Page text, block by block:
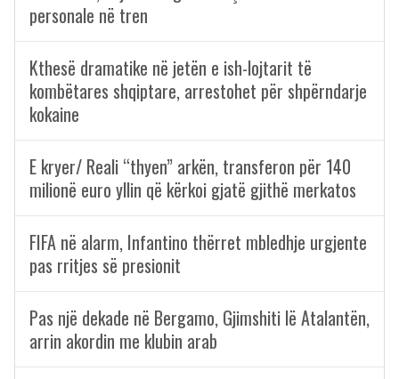
personale në tren
Kthesë dramatike në jetën e ish-lojtarit të
kombëtares shqiptare, arrestohet për shpërndarje
kokaine
E kryer/ Reali “thyen” arkën, transferon për 140
milionë euro yllin që kërkoi gjatë gjithë merkatos
FIFA në alarm, Infantino thërret mbledhje urgjente
pas rritjes së presionit
Pas një dekade në Bergamo, Gjimshiti lë Atalantën,
arrin akordin me klubin arab